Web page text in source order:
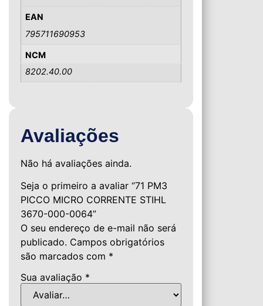
EAN
795711690953
NCM
8202.40.00
Avaliações
Não há avaliações ainda.
Seja o primeiro a avaliar “71 PM3
PICCO MICRO CORRENTE STIHL
3670-000-0064”
O seu endereço de e-mail não será
publicado. Campos obrigatórios
são marcados com *
Sua avaliação *